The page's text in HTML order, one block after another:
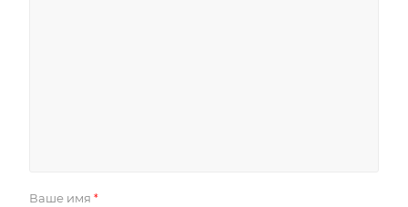
Ваше имя *